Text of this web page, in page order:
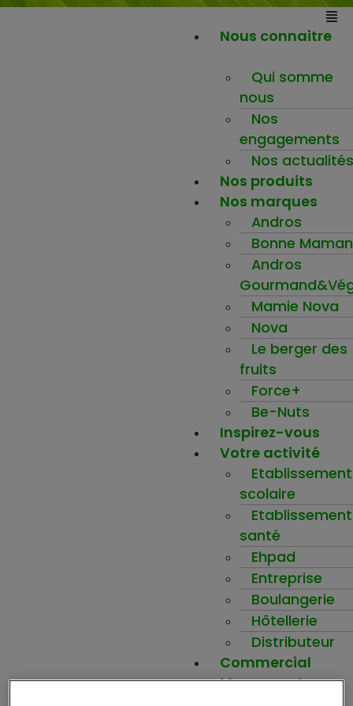
Nous connaitre
Qui somme
nous
Nos
engagements
Nos actualités
Nos produits
Nos marques
Andros
Bonne Maman
Andros
Mamie Nova
Nova
Le berger des
fruits
Force+
Be-Nuts
Inspirez-vous
Votre activité
Etablissement
scolaire
santé
Ehpad
Entreprise
Boulangerie
Hôtellerie
Distributeur
Commercial
Mon compte